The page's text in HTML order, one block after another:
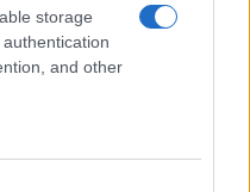
storage
and other
Olbia, a fuoco due furgoni